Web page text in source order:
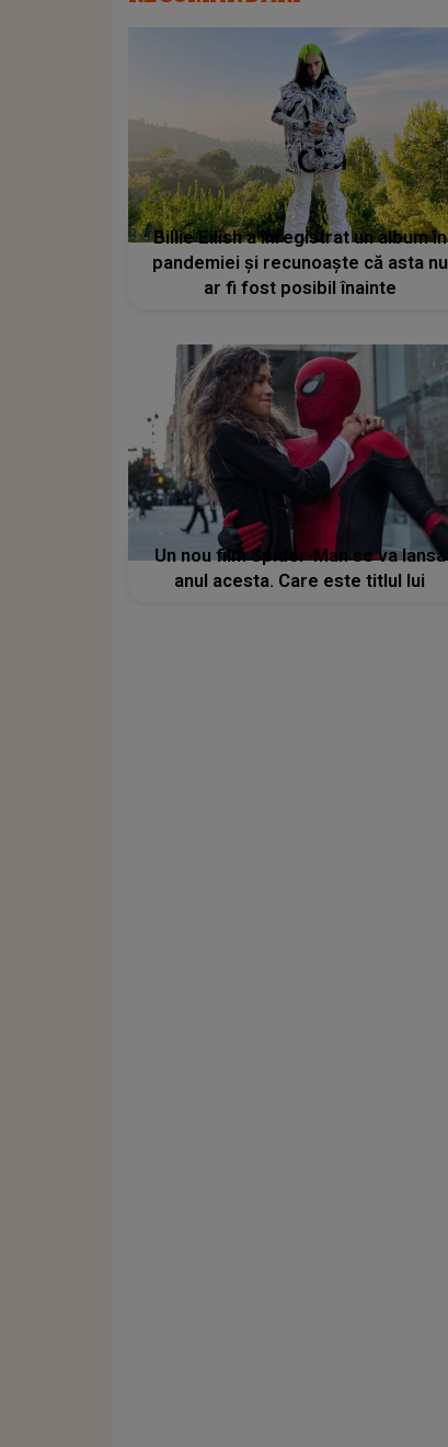
Billie Eilish a înregistrat un album în
pandemiei și recunoaște că asta nu
ar fi fost posibil înainte
Un nou film Spider-Man se va lansa
anul acesta. Care este titlul lui